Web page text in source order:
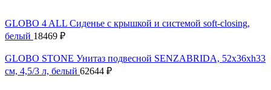
GLOBO 4 ALL Сиденье с крышкой и системой soft-closing,
белый 18469 ₽
GLOBO STONE Унитаз подвесной SENZABRIDA, 52х36хh33
см, 4,5/3 л, белый 62644 ₽